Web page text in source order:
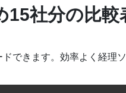
15社分の比較
できます。効率よく経理